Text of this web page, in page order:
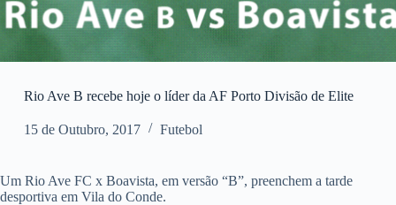
Rio Ave B recebe hoje o líder da AF Porto Divisão de Elite
15 de Outubro, 2017 Futebol
Um Rio Ave FC x Boavista, em versão “B”, preenchem a tarde
desportiva em Vila do Conde.